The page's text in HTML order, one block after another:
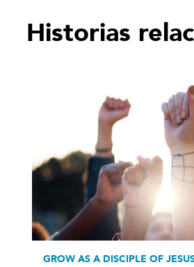
Historias
GROW AS A DISCIPLE OF